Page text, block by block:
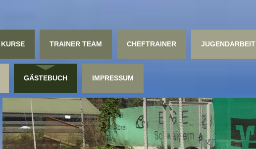
KURSE TRAINER TEAM CHEFTRAINER JUGENDARBEIT
GÄSTEBUCH IMPRESSUM